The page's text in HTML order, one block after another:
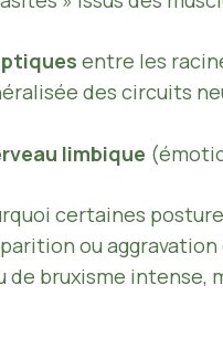
entre les
des circuits
limbique
certaines
ou
de bruxisme intense,